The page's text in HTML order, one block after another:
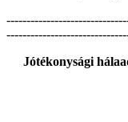
Jótékonysági